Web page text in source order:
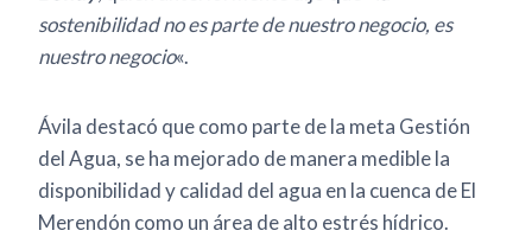
sostenibilidad no es parte de nuestro negocio, es
nuestro negocio«.
Ávila destacó que como parte de la meta Gestión
del Agua, se ha mejorado de manera medible la
disponibilidad y calidad del agua en la cuenca de El
Merendón como un área de alto estrés hídrico.